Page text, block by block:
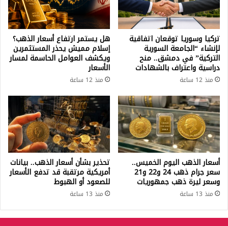
تركيا وسوريا توقعان اتفاقية
لإنشاء “الجامعة السورية
التركية” في دمشق.. منح
دراسية واعتراف بالشهادات
منذ 12 ساعة
هل يستمر ارتفاع أسعار الذهب؟
إسلام مميش يحذر المستثمرين
ويكشف العوامل الحاسمة لمسار
الأسعار
منذ 12 ساعة
أسعار الذهب اليوم الخميس..
سعر جرام ذهب 24 و22 و21
وسعر ليرة ذهب جمهوريات
منذ 13 ساعة
تحذير بشأن أسعار الذهب.. بيانات
أمريكية مرتقبة قد تدفع الأسعار
للصعود أو الهبوط
منذ 13 ساعة